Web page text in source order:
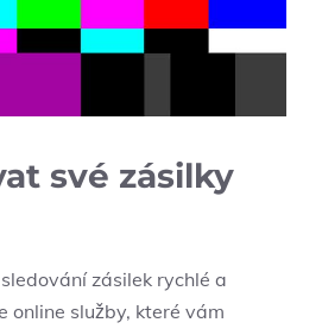
své zásilky
zásilek rychlé a
online služby, které vám